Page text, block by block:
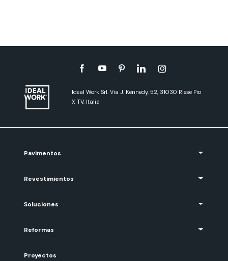
Ideal Work Srl. Via J. Kennedy, 52, 31030 Riese Pio
X TV, Italia
Pavimentos
Revestimientos
Soluciones
Reformas
Proyectos